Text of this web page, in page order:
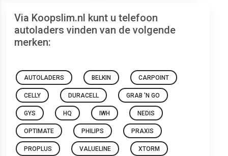
Via Koopslim.nl kunt u telefoon
autoladers vinden van de volgende
merken:
AUTOLADERS BELKIN CARPOINT
CELLY DURACELL GRAB 'N GO
GYS HQ IWH NEDIS
OPTIMATE PHILIPS PRAXIS
PROPLUS VALUELINE XTORM